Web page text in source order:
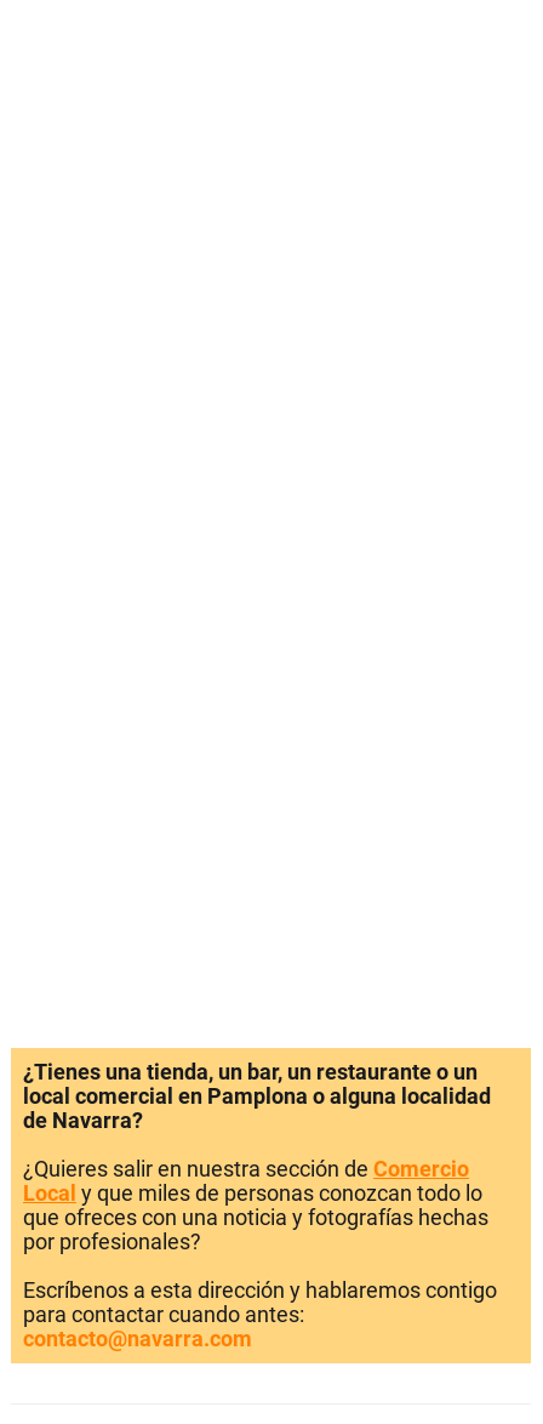
¿Tienes una tienda, un bar, un restaurante o un
local comercial en Pamplona o alguna localidad
de Navarra?
¿Quieres salir en nuestra sección de Comercio
Local y que miles de personas conozcan todo lo
que ofreces con una noticia y fotografías hechas
por profesionales?
Escríbenos a esta dirección y hablaremos contigo
para contactar cuando antes:
contacto@navarra.com